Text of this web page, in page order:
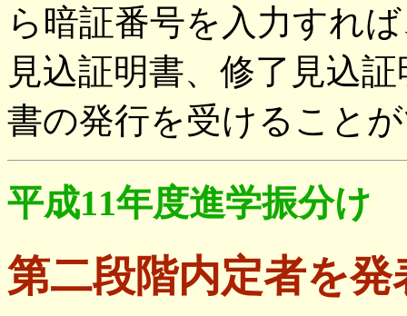
ら暗証番号を入力すれ
見込証明書、修了見込
書の発行を受けること
平成11年度進学振分け
第二段階内定者を発